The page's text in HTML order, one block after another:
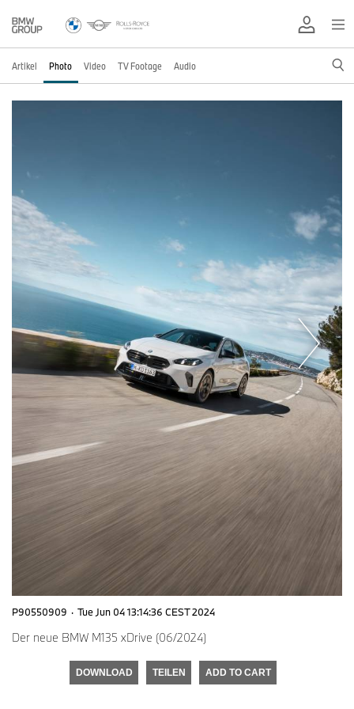
Artikel Photo Video TV Footage Audio
P90550909 · Tue Jun 04 13:14:36 CEST 2024
Der neue BMW M135 xDrive (06/2024)
DOWNLOAD TEILEN ADD TO CART